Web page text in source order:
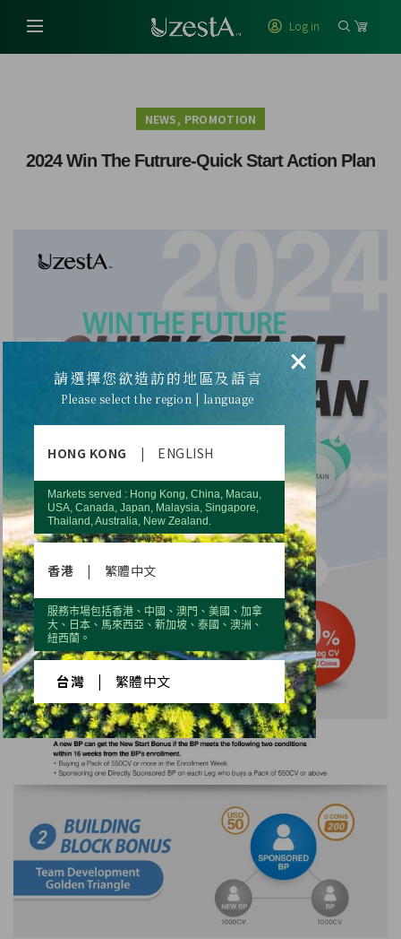
Log in
NEWS, PROMOTION
2024 Win The Futrure-Quick Start Action Plan
×
請選擇您欲造訪的地區及語言
Please select the region | language
HONG KONG | ENGLISH
Markets served : Hong Kong, China, Macau,
USA, Canada, Japan, Malaysia, Singapore,
Thailand, Australia, New Zealand.
香港 | 繁體中文
服務市場包括香港、中國、澳門、美國、加拿
大、日本、馬來西亞、新加坡、泰國、澳洲、
紐西蘭。
台灣 繁體中文